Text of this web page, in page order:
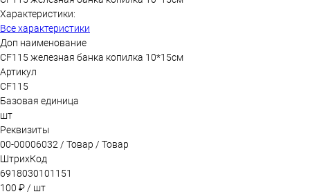
Характеристики:
Все характеристики
Доп наименование
CF115 железная банка копилка 10*15см
Артикул
CF115
Базовая единица
шт
Реквизиты
00-00006032 / Товар / Товар
ШтрихКод
6918030101151
100 ₽ / шт